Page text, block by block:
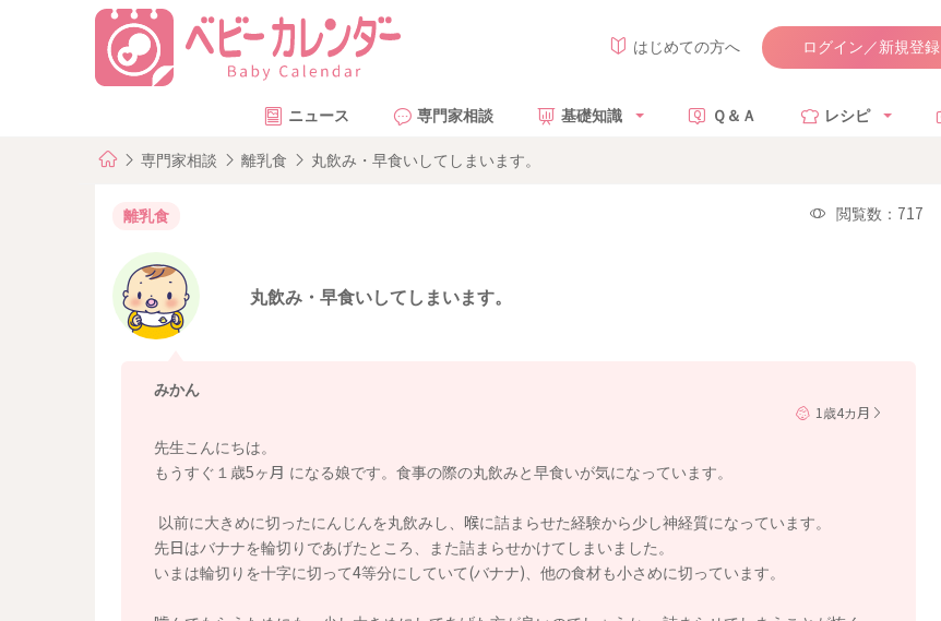
はじめての方へ ログイン／新規登録
ニュース 専門家相談 基礎知識 Ｑ＆Ａ レシピ
専門家相談 離乳食 丸飲み・早食いしてしまいます。
離乳食 閲覧数：717
丸飲み・早食いしてしまいます。
みかん
1歳4カ月
先生こんにちは。
もうすぐ１歳5ヶ月 になる娘です。食事の際の丸飲みと早食いが気になっています。
以前に大きめに切ったにんじんを丸飲みし、喉に詰まらせた経験から少し神経質になっています。
先日はバナナを輪切りであげたところ、また詰まらせかけてしまいました。
いまは輪切りを十字に切って4等分にしていて(バナナ)、他の食材も小さめに切っています。